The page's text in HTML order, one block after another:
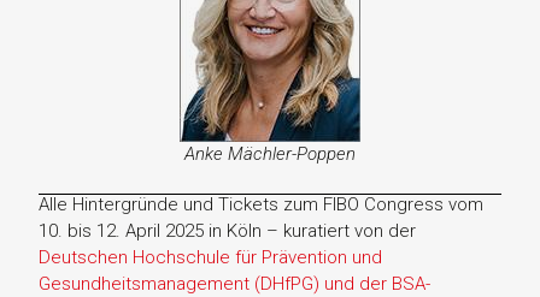
Anke Mächler-Poppen
Alle Hintergründe und Tickets zum FIBO Congress vom
10. bis 12. April 2025 in Köln – kuratiert von der
Deutschen Hochschule für Prävention und
Gesundheitsmanagement (DHfPG) und der BSA-